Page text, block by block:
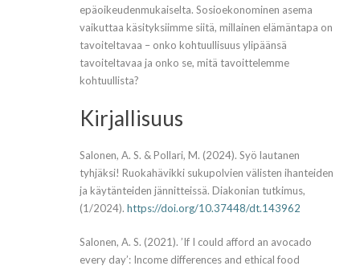
epäoikeudenmukaiselta. Sosioekonominen asema
vaikuttaa käsityksiimme siitä, millainen elämäntapa on
tavoiteltavaa – onko kohtuullisuus ylipäänsä
tavoiteltavaa ja onko se, mitä tavoittelemme
kohtuullista?
Kirjallisuus
Salonen, A. S. & Pollari, M. (2024). Syö lautanen
tyhjäksi! Ruokahävikki sukupolvien välisten ihanteiden
ja käytänteiden jännitteissä. Diakonian tutkimus,
(1/2024). https://doi.org/10.37448/dt.143962
Salonen, A. S. (2021). ’If I could afford an avocado
every day’: Income differences and ethical food